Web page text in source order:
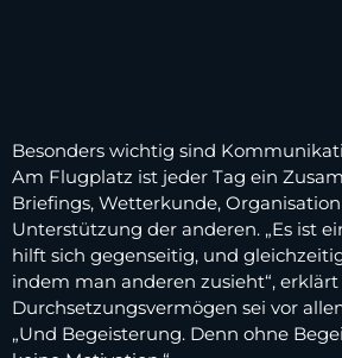
Besonders wichtig sind
Am Flugplatz ist jeder Tag ein
Briefings, Wetterkunde,
Unterstützung der anderen. „Es ist
hilft sich gegenseitig, und
indem man anderen zusieht“, erklärt
Durchsetzungsvermögen sei vor
„Und Begeisterung. Denn ohne